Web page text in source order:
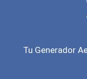
Tu Generador